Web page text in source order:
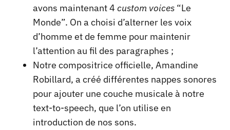
avons maintenant 4 custom voices “Le
Monde”. On a choisi d’alterner les voix
d’homme et de femme pour maintenir
l’attention au fil des paragraphes ;
Notre compositrice officielle, Amandine
Robillard, a créé différentes nappes sonores
pour ajouter une couche musicale à notre
text-to-speech, que l’on utilise en
introduction de nos sons.